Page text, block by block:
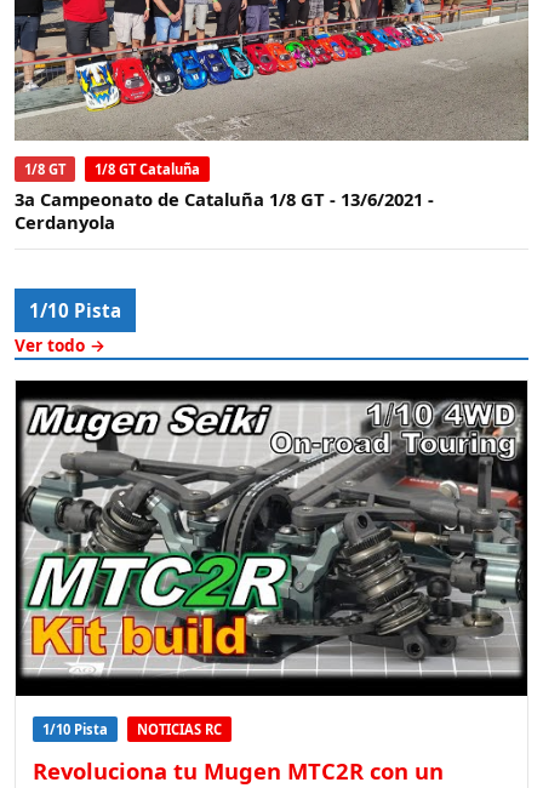
1/8 GT 1/8 GT Cataluña
3a Campeonato de Cataluña 1/8 GT - 13/6/2021 -
Cerdanyola
1/10 Pista
Ver todo →
1/10 Pista NOTICIAS RC
Revoluciona tu Mugen MTC2R con un